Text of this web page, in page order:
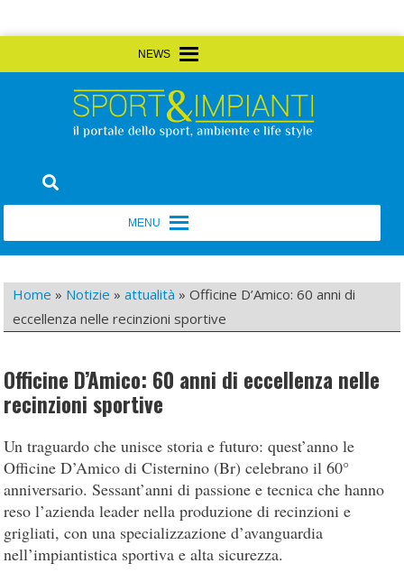
to
Sport&Impianti
Home » Notizie »attualità »Officine D’Amico: 60 anni di
eccellenza nelle recinzioni sportive
Officine D’Amico: 60 anni di eccellenza nelle
recinzioni sportive
Un traguardo che unisce storia e futuro: quest’anno le
Officine D’Amico di Cisternino (Br) celebrano il 60°
anniversario. Sessant’anni di passione e tecnica che hanno
reso l’azienda leader nella produzione di recinzioni e
grigliati, con una specializzazione d’avanguardia
nell’impiantistica sportiva e alta sicurezza.